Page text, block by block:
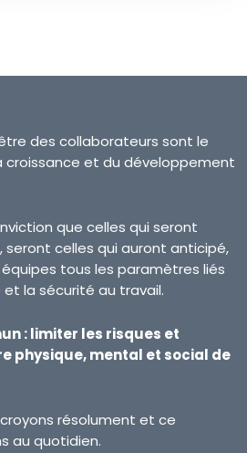
des collaborateurs sont le
croissance et du développement
que celles qui seront
celles qui auront anticipé,
tous les paramètres liés
la sécurité au travail.
: limiter les risques et
physique, mental et social de
résolument et ce
au quotidien.